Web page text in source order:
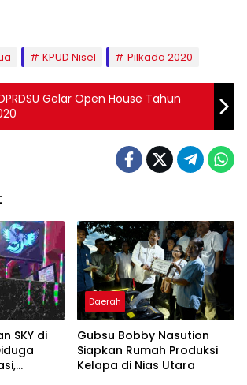
KPUD Nisel Pilkada 2020
Gelar Open House Tahun
SKY di
Daerah
Gubsu Bobby Nasution
Siapkan Rumah Produksi
Kelapa di Nias Utara